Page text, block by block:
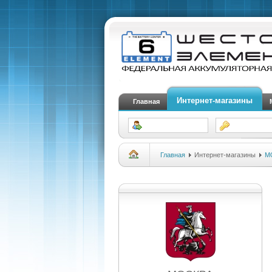
Главная Интернет-магазины
Главная Интернет-магазины